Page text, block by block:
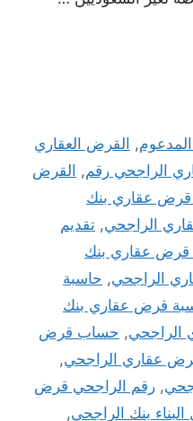
, القرض العقاري
الراجحي رقم, القرض
قرض عقاري بنك
الراجحي, تقديم
قرض عقاري بنك
الراجحي, حاسبة
قرض عقاري بنك
, حساب قرض
عقاري الراجحي,
, رقم الراجحي قرض
بنك الراجحي,